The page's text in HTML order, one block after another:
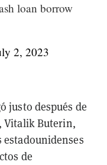
loan borrow
2, 2023
justo después de
Vitalik Buterin,
de